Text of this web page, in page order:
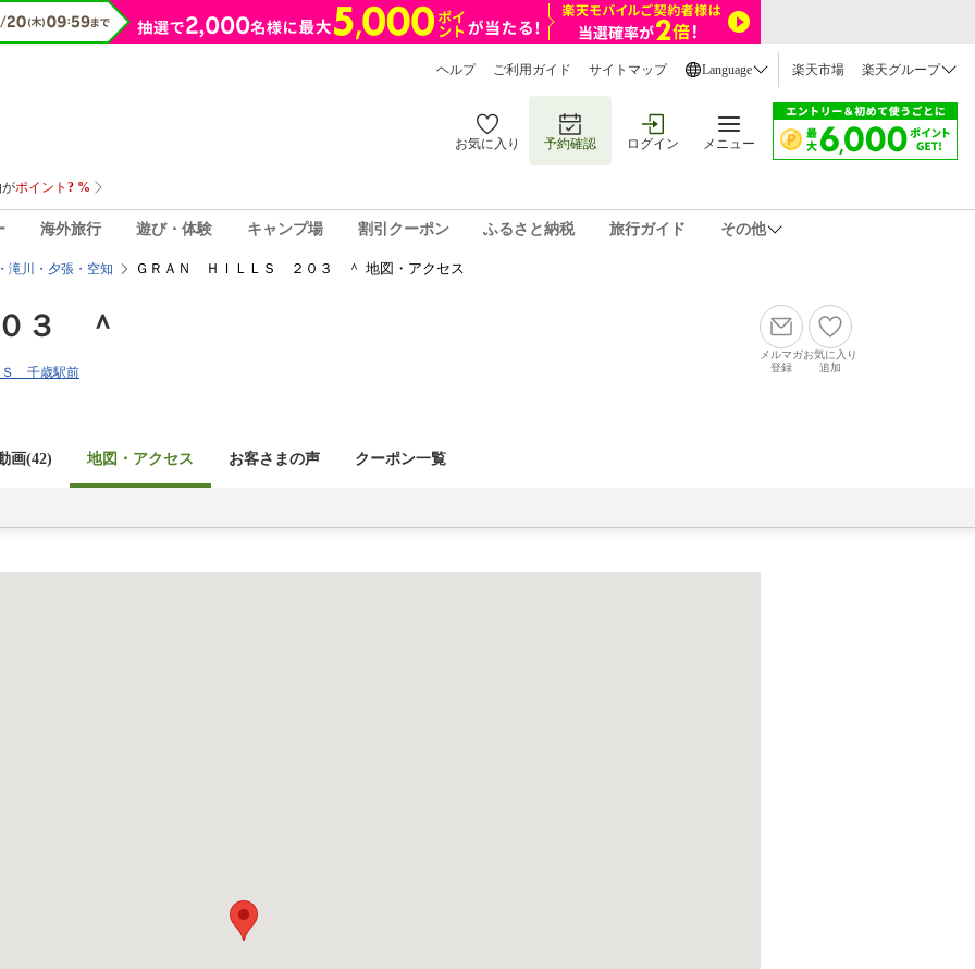
ヘルプ ご利用ガイド サイトマップ Language 楽天市場 楽天グループ
お気に入り 予約確認 ログイン メニュー
海外旅行 遊び・体験 キャンプ場 割引クーポン ふるさと納税 旅行ガイド その他
滝川・夕張・空知 ＧＲＡＮ ＨＩＬＬＳ ２０３ ＾ 地図・アクセス
３ ＾
Ｓ 千歳駅前
メルマガ
登録
お気に入り
追加
画(42) 地図・アクセス お客さまの声 クーポン一覧